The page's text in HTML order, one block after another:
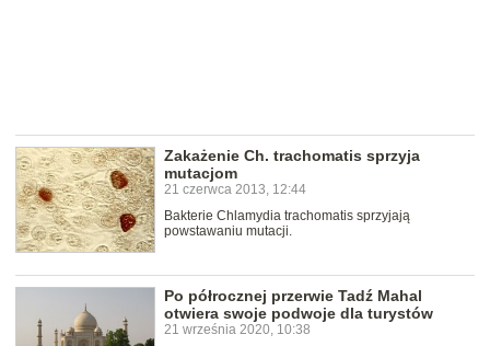
Zakażenie Ch. trachomatis sprzyja
mutacjom
21 czerwca 2013, 12:44
Bakterie Chlamydia trachomatis sprzyjają
powstawaniu mutacji.
Po półrocznej przerwie Tadź Mahal
otwiera swoje podwoje dla turystów
21 września 2020, 10:38